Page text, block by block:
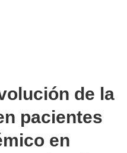
de la
pacientes
en